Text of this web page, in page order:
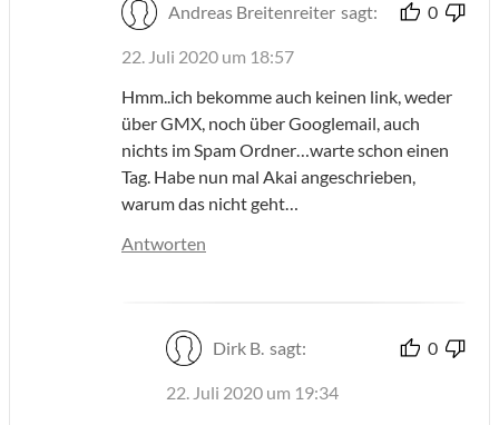
Andreas Breitenreiter sagt: 0
22. Juli 2020 um 18:57
Hmm..ich bekomme auch keinen link, weder
über GMX, noch über Googlemail, auch
nichts im Spam Ordner…warte schon einen
Tag. Habe nun mal Akai angeschrieben,
warum das nicht geht…
Antworten
Dirk B. sagt: 0
22. Juli 2020 um 19:34